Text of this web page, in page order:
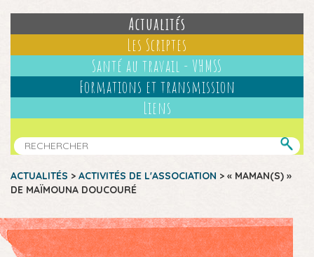
Actualités
Les Scriptes
Santé au travail - VHMSS
Formations et transmission
Liens
ACTUALITÉS > ACTIVITÉS DE L'ASSOCIATION > « MAMAN(S) »
DE MAÏMOUNA DOUCOURÉ